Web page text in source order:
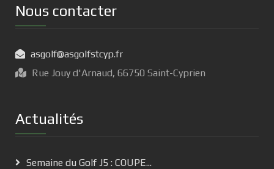
Nous contacter
asgolf@asgolfstcyp.fr
Rue Jouy d'Arnaud, 66750 Saint-Cyprien
Actualités
Semaine du Golf J5 : COUPE...